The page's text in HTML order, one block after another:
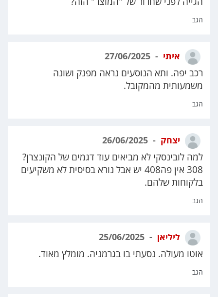
הגב
איתי
רכב יפה. ותא הנוסעים נראה מפנק ושונה
משמעותית מהמקובל.
הגב
יצחק
למה לובינסקי לא מביאים עוד דגמים של הקונצרן?
308 אין פה408 יש אבל נורא בסיסית לא משקיעים
בלקוחות שלהם.
הגב
ליליאן
אוטו מעולה. נסעתי בו בגרמניה. מומלץ מאוד.
הגב